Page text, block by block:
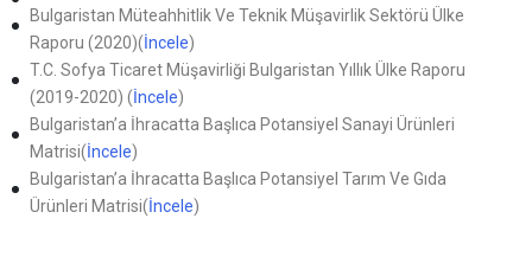
Bulgaristan Müteahhitlik Ve Teknik Müşavirlik Sektörü Ülke
Raporu (2020)(İncele)
T.C. Sofya Ticaret Müşavirliği Bulgaristan Yıllık Ülke Raporu
(2019-2020) (İncele)
Bulgaristan’a İhracatta Başlıca Potansiyel Sanayi Ürünleri
Matrisi(İncele)
Bulgaristan’a İhracatta Başlıca Potansiyel Tarım Ve Gıda
Ürünleri Matrisi(İncele)